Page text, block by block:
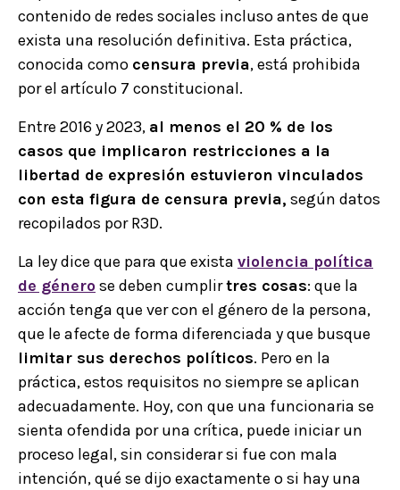
contenido de redes sociales incluso antes de que
exista una resolución definitiva. Esta práctica,
conocida como censura previa, está prohibida
por el artículo 7 constitucional.
Entre 2016 y 2023, al menos el 20 % de los
casos que implicaron restricciones a la
libertad de expresión estuvieron vinculados
con esta figura de censura previa, según datos
recopilados por R3D.
La ley dice que para que exista violencia política
de génerose deben cumplirtres cosas: que la
acción tenga que ver con el género de la persona,
que le afecte de forma diferenciada y que busque
limitar sus derechos políticos. Pero en la
práctica, estos requisitos no siempre se aplican
adecuadamente. Hoy, con que una funcionaria se
sienta ofendida por una crítica, puede iniciar un
proceso legal, sin considerar si fue con mala
intención, qué se dijo exactamente o si hay una